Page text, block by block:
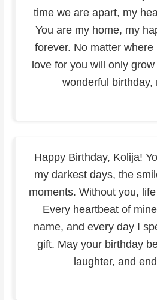
time we are apart, my
You are my home, my
forever. No matter
love for you will only
wonderful birthday,
Happy Birthday, Kolija!
my darkest days, the
moments. Without you,
Every heartbeat of
name, and every day I
gift. May your birthday
laughter, and